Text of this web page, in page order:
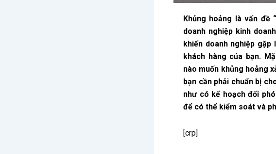
Khủng hoảng là vấn đề
doanh nghiệp kinh
khiến doanh nghiệp
khách hàng của bạn.
nào muốn khủng hoảng
bạn cần phải chuẩn bị
như có kế hoạch đối
để có thể kiểm soát và
[crp]